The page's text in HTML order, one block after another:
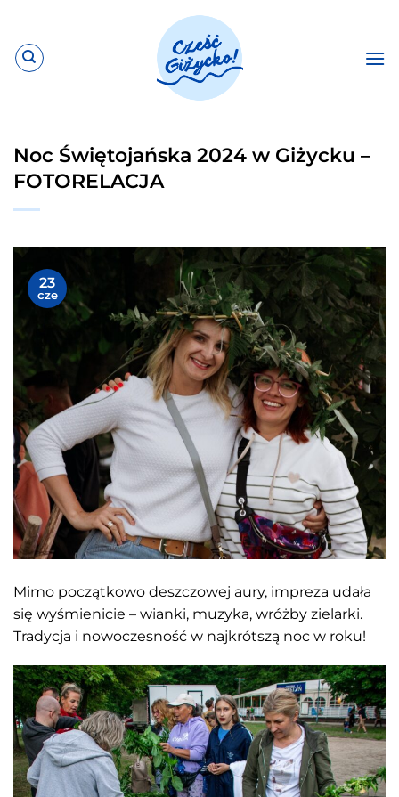
zawartości
Noc Świętojańska 2024 w Giżycku –
FOTORELACJA
23
cze
Mimo początkowo deszczowej aury, impreza udała
się wyśmienicie – wianki, muzyka, wróżby zielarki.
Tradycja i nowoczesność w najkrótszą noc w roku!